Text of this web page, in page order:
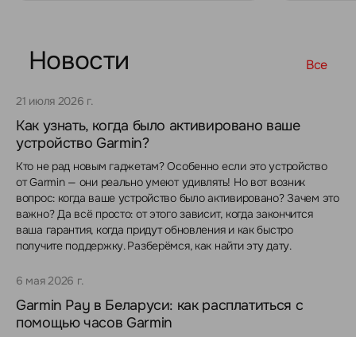
Новости Все
21 июля 2026 г.
Как узнать, когда было активировано ваше
устройство Garmin?
Кто не рад новым гаджетам? Особенно если это устройство
от Garmin — они реально умеют удивлять! Но вот возник
вопрос: когда ваше устройство было активировано? Зачем это
важно? Да всё просто: от этого зависит, когда закончится
ваша гарантия, когда придут обновления и как быстро
получите поддержку. Разберёмся, как найти эту дату.
6 мая 2026 г.
Garmin Pay в Беларуси: как расплатиться с
помощью часов Garmin